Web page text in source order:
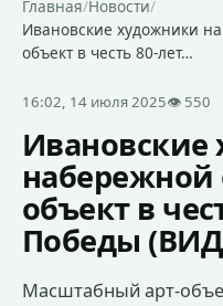
Главная/Новости/
Ивановские художники
объект в честь 80-лет…
16:02, 14 июля 2025👁 550
Ивановские
объект в
Победы
Масштабный арт-